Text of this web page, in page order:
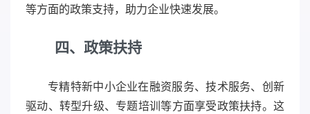
等方面的政策支持，助力企业快速发展。
四、政策扶持
专精特新中小企业在融资服务、技术服务、创新
驱动、转型升级、专题培训等方面享受政策扶持。这